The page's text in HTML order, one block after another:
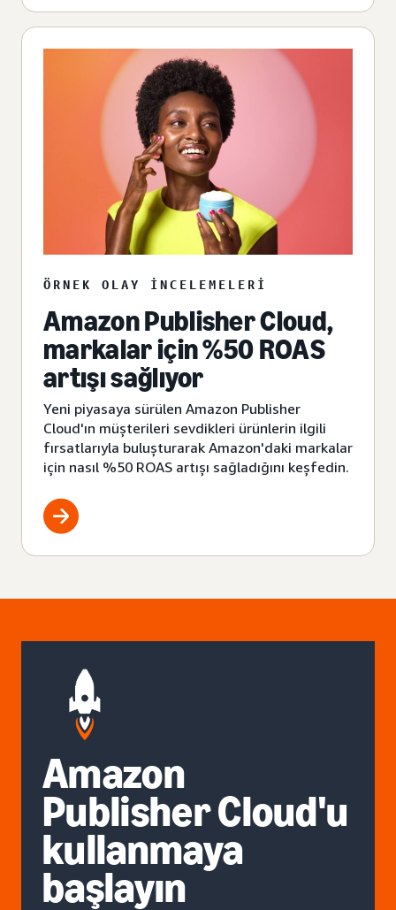
ÖRNEK OLAY INCELEMELERI
Amazon Publisher Cloud,
markalar için %50 ROAS
artışı sağlıyor
Yeni piyasaya sürülen Amazon Publisher
Cloud'ın müşterileri sevdikleri ürünlerin ilgili
fırsatlarıyla buluşturarak Amazon'daki markalar
için nasıl %50 ROAS artışı sağladığını keşfedin.
Amazon
Publisher Cloud'u
kullanmaya
başlayın